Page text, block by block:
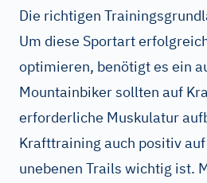
Die richtigen
Um diese Sportart
optimieren, benötigt es ein
Mountainbiker sollten auf
erforderliche Muskulatur
Krafttraining auch positiv
unebenen Trails wichtig ist.